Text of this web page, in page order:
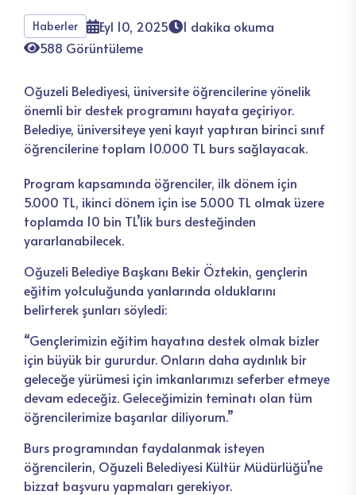
Haberler Eyl 10, 2025
1 dakika okuma
588 Görüntüleme
Oğuzeli Belediyesi, üniversite öğrencilerine yönelik
önemli bir destek programını hayata geçiriyor.
Belediye, üniversiteye yeni kayıt yaptıran birinci sınıf
öğrencilerine toplam 10.000 TL burs sağlayacak.
Program kapsamında öğrenciler, ilk dönem için
5.000 TL, ikinci dönem için ise 5.000 TL olmak üzere
toplamda 10 bin TL’lik burs desteğinden
yararlanabilecek.
Oğuzeli Belediye Başkanı Bekir Öztekin, gençlerin
eğitim yolculuğunda yanlarında olduklarını
belirterek şunları söyledi:
“Gençlerimizin eğitim hayatına destek olmak bizler
için büyük bir gururdur. Onların daha aydınlık bir
geleceğe yürümesi için imkanlarımızı seferber etmeye
devam edeceğiz. Geleceğimizin teminatı olan tüm
öğrencilerimize başarılar diliyorum.”
Burs programından faydalanmak isteyen
öğrencilerin, Oğuzeli Belediyesi Kültür Müdürlüğü’ne
bizzat başvuru yapmaları gerekiyor.